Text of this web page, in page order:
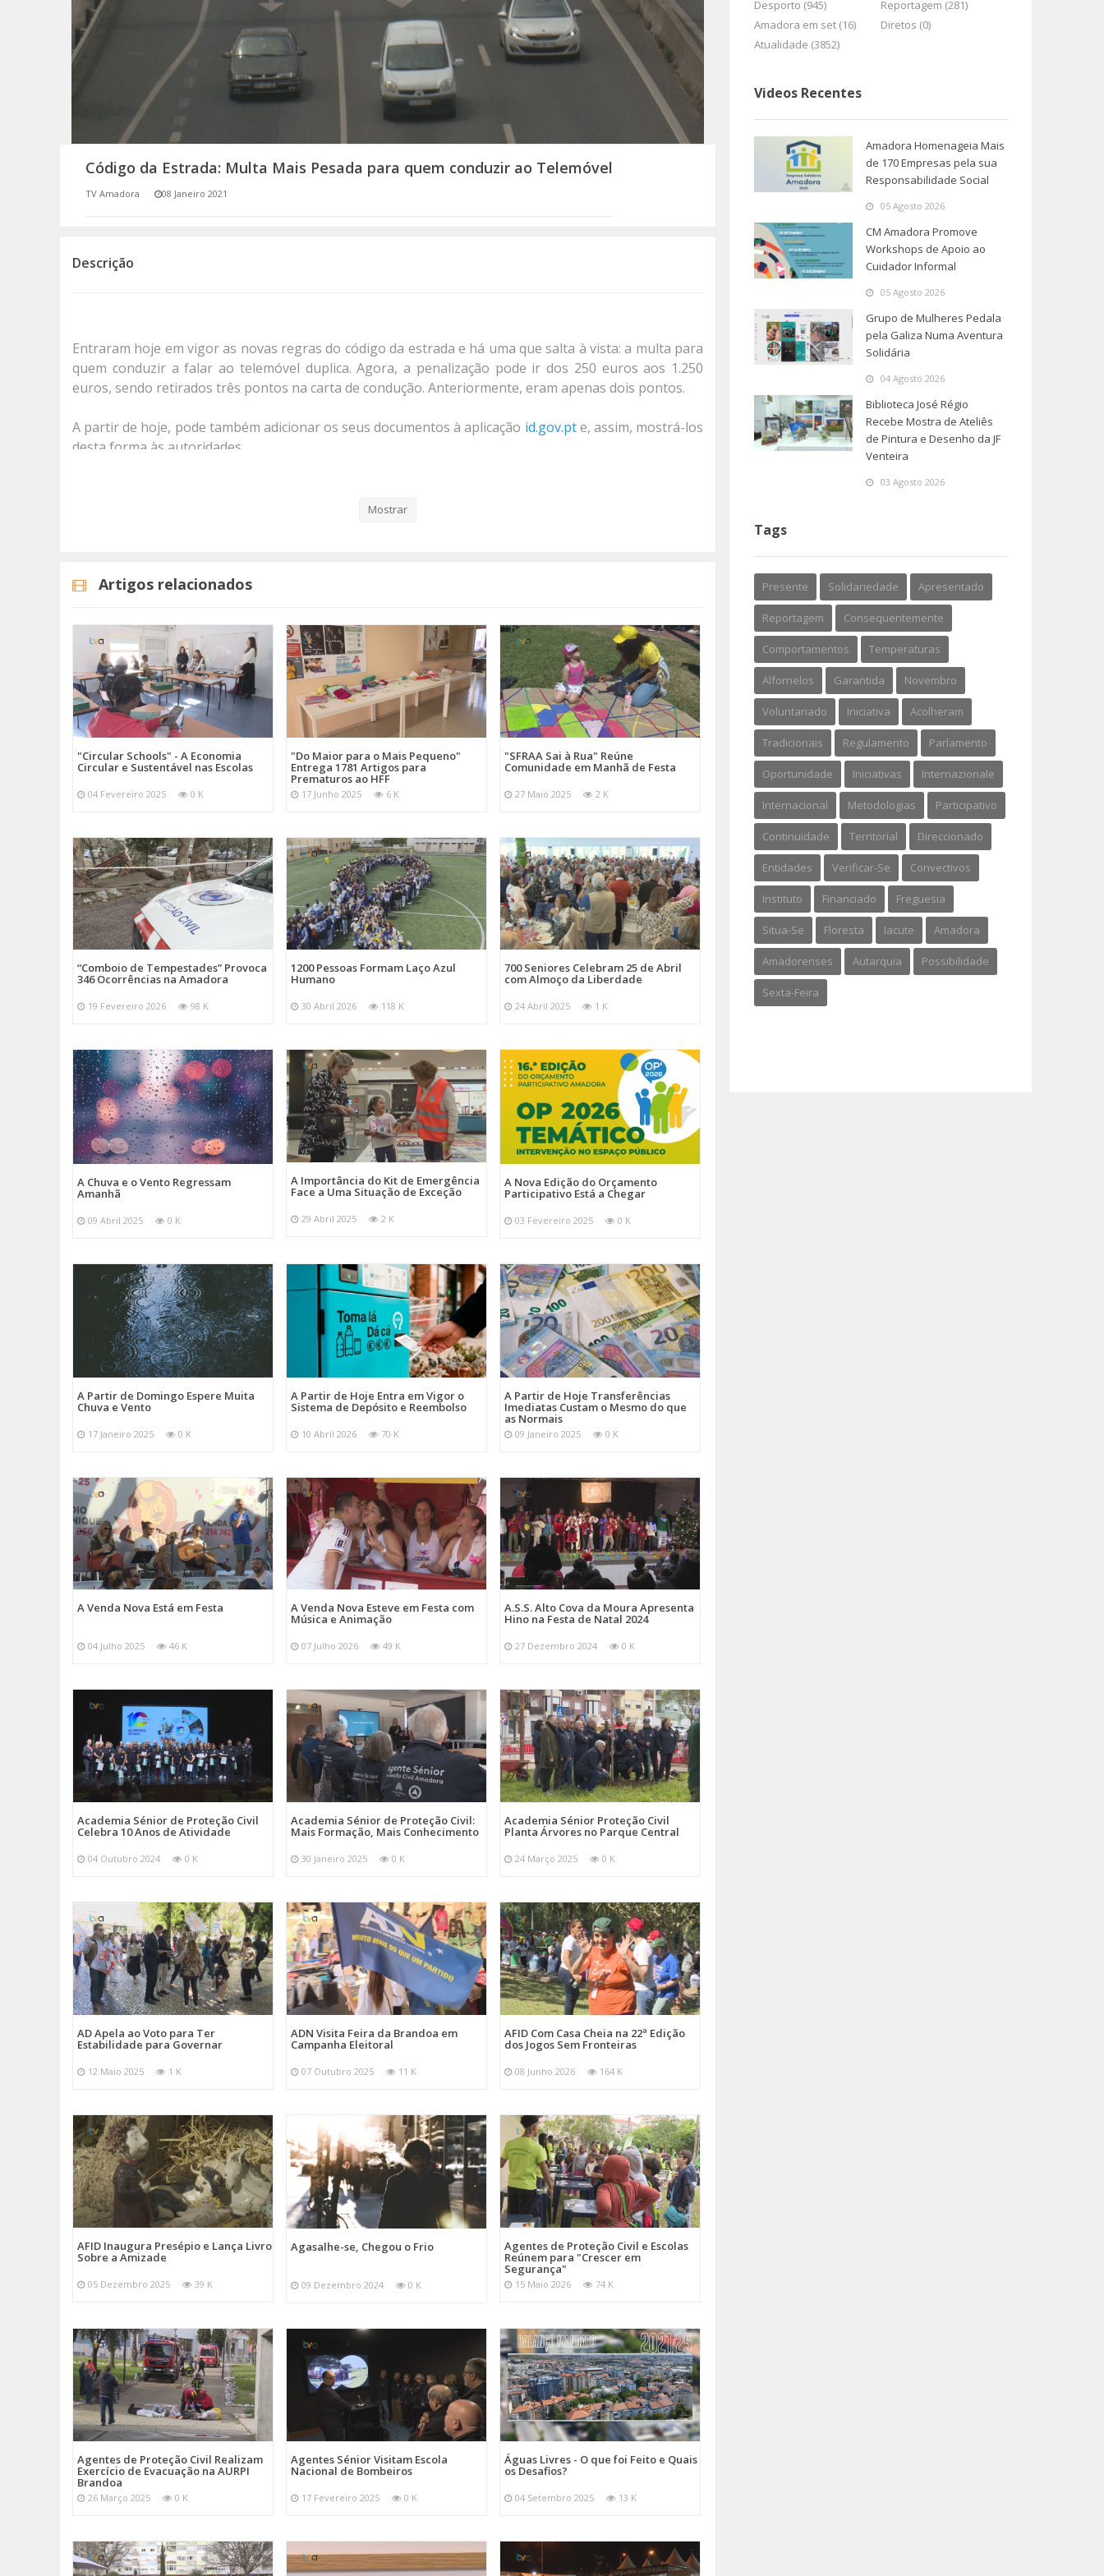
SOMOS TODOS EUROPEUS
ENCONTROS IMAGINÁRIOS
AMADORA LIGA À RESILIÊNCIA
VEMOS OUVIMOS E LEMOS
(RE) PENSAMENTOS
HISTÓRIAS DE ABRIL
Código da Estrada: Multa Mais Pesada para quem conduzir ao Telemóvel
TV Amadora 08 Janeiro 2021
Descrição
Entraram hoje em vigor as novas regras do código da estrada e há uma que salta à vista: a multa para
quem conduzir a falar ao telemóvel duplica. Agora, a penalização pode ir dos 250 euros aos 1.250
euros, sendo retirados três pontos na carta de condução. Anteriormente, eram apenas dois pontos.
A partir de hoje, pode também adicionar os seus documentos à aplicação id.gov.pte, assim, mostrá-los
desta forma às autoridades.
atingirem uma velocidade máxima de 25 quilómetros por hora ou a potência máxima de 0,25
álcool a condução com taxa igual ou superior a 0,20 gramas/l.
Nesta última revisão do Código da Estrada foram modificados mais de 50 artigos.
Código da Estrada
Categorias Noticias
Mostrar
Artigos relacionados
"Circular Schools" - A Economia
Circular e Sustentável nas Escolas
04 Fevereiro 2025 0 K
"Do Maior para o Mais Pequeno"
Entrega 1781 Artigos para
Prematuros ao HFF
17 Junho 2025 6 K
"SFRAA Sai à Rua" Reúne
Comunidade em Manhã de Festa
27 Maio 2025 2 K
“Comboio de Tempestades” Provoca
346 Ocorrências na Amadora
19 Fevereiro 2026 98 K
1200 Pessoas Formam Laço Azul
Humano
30 Abril 2026 118 K
700 Seniores Celebram 25 de Abril
com Almoço da Liberdade
24 Abril 2025 1 K
A Chuva e o Vento Regressam
Amanhã
09 Abril 2025 0 K
A Importância do Kit de Emergência
Face a Uma Situação de Exceção
29 Abril 2025 2 K
A Nova Edição do Orçamento
Participativo Está a Chegar
03 Fevereiro 2025 0 K
A Partir de Domingo Espere Muita
Chuva e Vento
17 Janeiro 2025 0 K
A Partir de Hoje Entra em Vigor o
Sistema de Depósito e Reembolso
10 Abril 2026 70 K
A Partir de Hoje Transferências
Imediatas Custam o Mesmo do que
as Normais
09 Janeiro 2025 0 K
A Venda Nova Está em Festa
04 Julho 2025 46 K
A Venda Nova Esteve em Festa com
Música e Animação
07 Julho 2026 49 K
A.S.S. Alto Cova da Moura Apresenta
Hino na Festa de Natal 2024
27 Dezembro 2024 0 K
Academia Sénior de Proteção Civil
Celebra 10 Anos de Atividade
04 Outubro 2024 0 K
Academia Sénior de Proteção Civil:
Mais Formação, Mais Conhecimento
30 Janeiro 2025 0 K
Academia Sénior Proteção Civil
Planta Árvores no Parque Central
24 Março 2025 0 K
AD Apela ao Voto para Ter
Estabilidade para Governar
12 Maio 2025 1 K
ADN Visita Feira da Brandoa em
Campanha Eleitoral
07 Outubro 2025 11 K
AFID Com Casa Cheia na 22ª Edição
dos Jogos Sem Fronteiras
08 Junho 2026 164 K
AFID Inaugura Presépio e Lança Livro
Sobre a Amizade
05 Dezembro 2025 39 K
Agasalhe-se, Chegou o Frio
09 Dezembro 2024 0 K
Agentes de Proteção Civil e Escolas
Reúnem para "Crescer em
Segurança"
15 Maio 2026 74 K
Agentes de Proteção Civil Realizam
Exercício de Evacuação na AURPI
Brandoa
26 Março 2025 0 K
Agentes Sénior Visitam Escola
Nacional de Bombeiros
17 Fevereiro 2025 0 K
Águas Livres - O que foi Feito e Quais
os Desafios?
04 Setembro 2025 13 K
Desporto (945)
Reportagem (281)
Amadora em set (16)
Diretos (0)
Atualidade (3852)
Videos Recentes
Amadora Homenageia Mais
de 170 Empresas pela sua
Responsabilidade Social
05 Agosto 2026
CM Amadora Promove
Workshops de Apoio ao
Cuidador Informal
05 Agosto 2026
Grupo de Mulheres Pedala
pela Galiza Numa Aventura
Solidária
04 Agosto 2026
Biblioteca José Régio
Recebe Mostra de Ateliês
de Pintura e Desenho da JF
Venteira
03 Agosto 2026
Tags
Presente Solidariedade Apresentado
Reportagem Consequentemente
Comportamentos Temperaturas
Alfornelos Garantida Novembro
Voluntariado Iniciativa Acolheram
Tradicionais Regulamento Parlamento
Oportunidade Iniciativas Internazionale
Internacional Metodologias Participativo
Continuidade Territorial Direccionado
Entidades Verificar-Se Convectivos
Instituto Financiado Freguesia
Situa-Se Floresta Iacute Amadora
Amadorenses Autarquia Possibilidade
Sexta-Feira